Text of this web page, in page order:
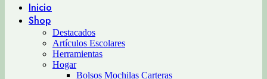
Inicio
Shop
Destacados
Artículos Escolares
Herramientas
Hogar
Bolsos Mochilas Carteras